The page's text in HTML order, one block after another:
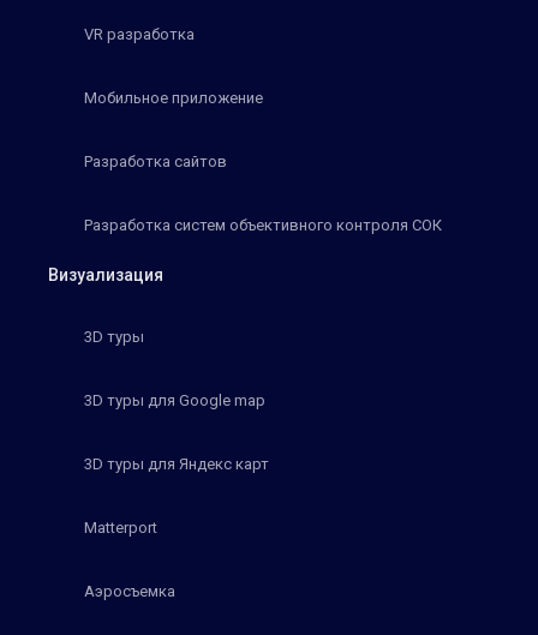
VR разработка
Мобильное приложение
Разработка сайтов
Разработка систем объективного контроля СОК
Визуализация
3D туры
3D туры для Google map
3D туры для Яндекс карт
Matterport
Аэросъемка